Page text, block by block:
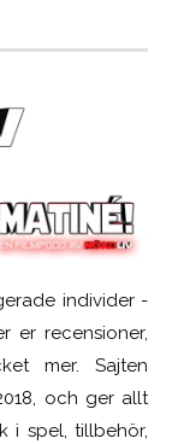
individer -
er recensioner,
mer. Sajten
och ger allt
i spel, tillbehör,